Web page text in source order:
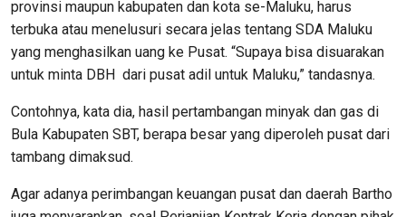
provinsi maupun kabupaten dan kota se-Maluku, harus
terbuka atau menelusuri secara jelas tentang SDA Maluku
yang menghasilkan uang ke Pusat. “Supaya bisa disuarakan
untuk minta DBH dari pusat adil untuk Maluku,” tandasnya.
Contohnya, kata dia, hasil pertambangan minyak dan gas di
Bula Kabupaten SBT, berapa besar yang diperoleh pusat dari
tambang dimaksud.
Agar adanya perimbangan keuangan pusat dan daerah Bartho